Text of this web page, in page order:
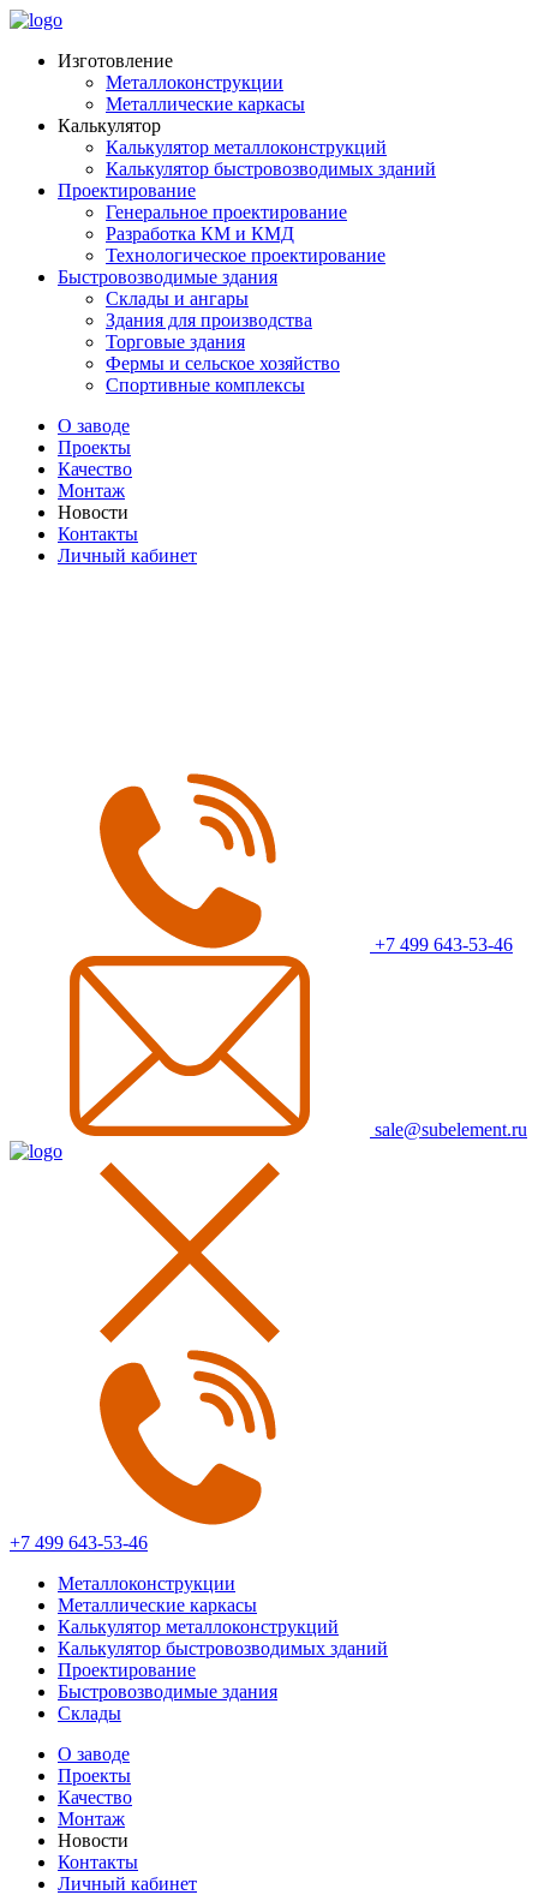
Изготовление
Металлоконструкции
Металлические каркасы
Калькулятор
Калькулятор металлоконструкций
Калькулятор быстровозводимых зданий
Проектирование
Генеральное проектирование
Разработка КМ и КМД
Технологическое проектирование
Быстровозводимые здания
Склады и ангары
Здания для производства
Торговые здания
Фермы и сельское хозяйство
Спортивные комплексы
О заводе
Проекты
Качество
Монтаж
Новости
Контакты
Личный кабинет
+7 499 643-53-46
sale@subelement.ru
+7 499 643-53-46
Металлоконструкции
Металлические каркасы
Калькулятор металлоконструкций
Калькулятор быстровозводимых зданий
Проектирование
Быстровозводимые здания
Склады
О заводе
Проекты
Качество
Монтаж
Новости
Контакты
Личный кабинет